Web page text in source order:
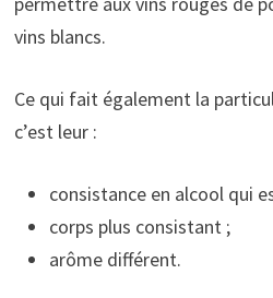
vins blancs.
Ce qui fait également la
c’est leur :
consistance en alcool qui
corps plus consistant ;
arôme différent.